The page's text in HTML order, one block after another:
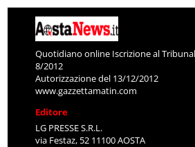
Quotidiano online Iscrizione al
8/2012
Autorizzazione del 13/12/2012
www.gazzettamatin.com
Editore
LG PRESSE S.R.L.
via Festaz, 52 11100 AOSTA